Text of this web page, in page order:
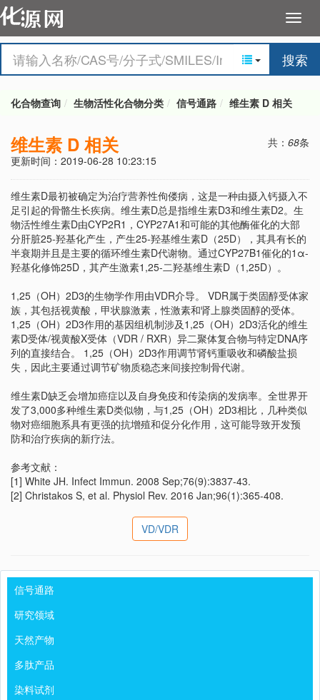
搜索
化合物查询 生物活性化合物分类 信号通路 维生素 D 相关
维生素 D 相关 共： 68条
更新时间：2019-06-28 10:23:15
维生素D最初被确定为治疗营养性佝偻病，这是一种由摄入钙摄入不
足引起的骨骼生长疾病。维生素D总是指维生素D3和维生素D2。生
物活性维生素D由CYP2R1，CYP27A1和可能的其他酶催化的大部
分肝脏25-羟基化产生，产生25-羟基维生素D（25D），其具有长的
半衰期并且是主要的循环维生素D代谢物。通过CYP27B1催化的1α-
羟基化修饰25D，其产生激素1,25-二羟基维生素D（1,25D）。
1,25（OH）2D3的生物学作用由VDR介导。 VDR属于类固醇受体家
族，其包括视黄酸，甲状腺激素，性激素和肾上腺类固醇的受体。
1,25（OH）2D3作用的基因组机制涉及1,25（OH）2D3活化的维生
素D受体/视黄酸X受体（VDR / RXR）异二聚体复合物与特定DNA序
列的直接结合。 1,25（OH）2D3作用调节肾钙重吸收和磷酸盐损
失，因此主要通过调节矿物质稳态来间接控制骨代谢。
维生素D缺乏会增加癌症以及自身免疫和传染病的发病率。全世界开
发了3,000多种维生素D类似物，与1,25（OH）2D3相比，几种类似
物对癌细胞系具有更强的抗增殖和促分化作用，这可能导致开发预
防和治疗疾病的新疗法。
参考文献：
[1] White JH. Infect Immun. 2008 Sep;76(9):3837-43.
[2] Christakos S, et al. Physiol Rev. 2016 Jan;96(1):365-408.
VD/VDR
信号通路
研究领域
天然产物
多肽产品
染料试剂